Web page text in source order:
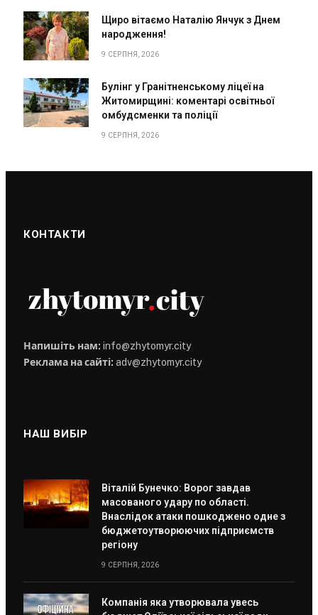
Щиро вітаємо Наталію Янчук з Днем
народження!
9 СЕРПНЯ, 2026
Булінг у Гранітненському ліцеї на
Житомирщині: коментарі освітньої
омбудсменки та поліції
9 СЕРПНЯ, 2026
КОНТАКТИ
Напишіть нам: info@zhytomyr.city
Реклама на сайті: adv@zhytomyr.city
НАШ ВИБІР
Віталій Бунечко: Ворог завдав
масованого удару по області.
Внаслідок атаки пошкоджено одне з
бюджетоутворюючих підприємств
регіону
9 СЕРПНЯ, 2026
Компанія яка утворювала увесь